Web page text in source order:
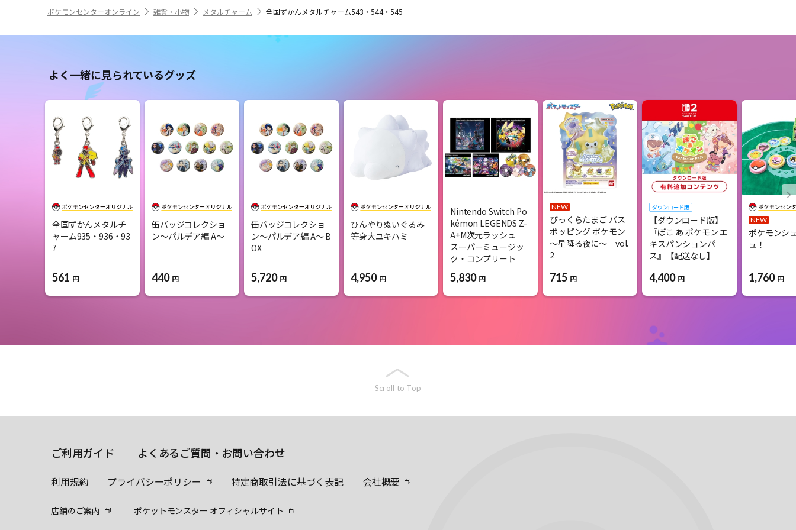
ポケモンセンターオンライン 雑貨・小物 メタルチャーム 全国ずかんメタルチャーム543・544・545
よく一緒に見られているグッズ
全国ずかんメタルチ
ャーム935・936・93
7
561 円
缶バッジコレクショ
ン〜パルデア編 A〜
440 円
缶バッジコレクショ
ン〜パルデア編 A〜 B
OX
5,720 円
ひんやりぬいぐるみ
等身大ユキハミ
4,950 円
Nintendo Switch Po
kémon LEGENDS Z-
A+M次元ラッシュ
スーパーミュージッ
ク・コンプリート
5,830 円
NEW
びっくらたまご バス
ポッピング ポケモン
～星降る夜に～ vol.
2
715 円
ダウンロード版
【ダウンロード版】
『ぽこ あ ポケモン エ
キスパンションパ
ス』【配送なし】
4,400 円
NEW
ポケモンシ
ュ！
1,760 円
Scroll to Top
ご利用ガイド よくあるご質問・お問い合わせ
利用規約 プライバシーポリシー 特定商取引法に基づく表記 会社概要
店舗のご案内 ポケットモンスター オフィシャルサイト